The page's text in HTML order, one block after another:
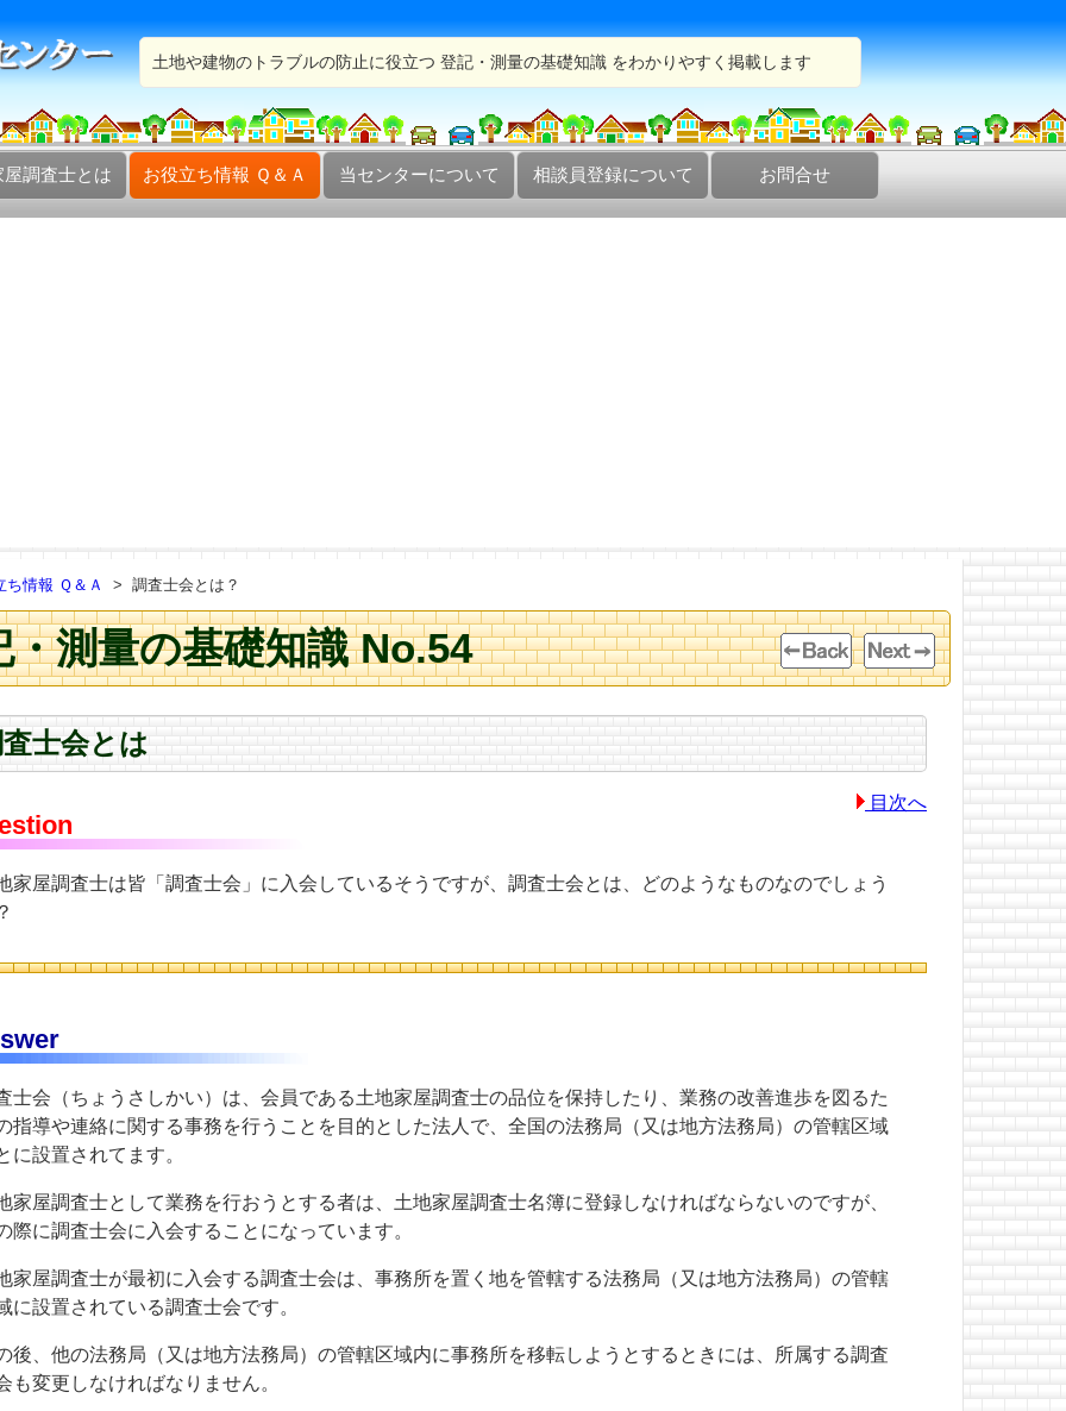
土地や建物のトラブルの防止に役立つ 登記・測量の基礎知識 をわかりやすく掲載します
調査士とは お役立ち情報 Ｑ＆Ａ 当センターについて 相談員登録について お問合せ
ち情報 Ｑ＆Ａ 調査士会とは？
・測量の基礎知識 No.54
士会とは
目次へ
家屋調査士は皆「調査士会」に入会しているそうですが、調査士会とは、どのようなものなのでしょう
士会（ちょうさしかい）は、会員である土地家屋調査士の品位を保持したり、業務の改善進歩を図るた
指導や連絡に関する事務を行うことを目的とした法人で、全国の法務局（又は地方法務局）の管轄区域
に設置されてます。
家屋調査士として業務を行おうとする者は、土地家屋調査士名簿に登録しなければならないのですが、
際に調査士会に入会することになっています。
家屋調査士が最初に入会する調査士会は、事務所を置く地を管轄する法務局（又は地方法務局）の管轄
に設置されている調査士会です。
後、他の法務局（又は地方法務局）の管轄区域内に事務所を移転しようとするときには、所属する調査
も変更しなければなりません。